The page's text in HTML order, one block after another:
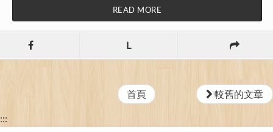
READ MORE
L
首頁 較舊的文章
:::